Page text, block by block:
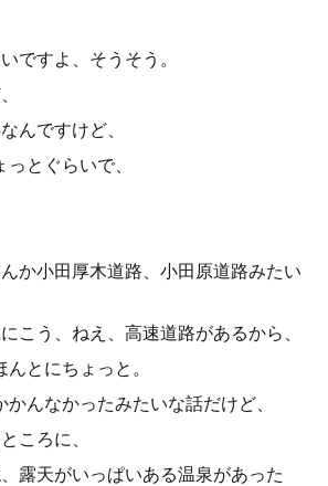
ですよ、そうそう。
んですけど、
とぐらいで、
か小田厚木道路、小田原道路みたい
こう、ねえ、高速道路があるから、
とにちょっと。
んなかったみたいな話だけど、
ころに、
露天がいっぱいある温泉があった